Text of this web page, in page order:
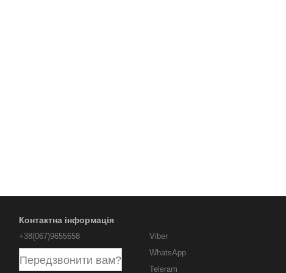
Контактна інформація
+38(067)9655658
Передзвонити вам?
Viber
WhatsApp
Teleram